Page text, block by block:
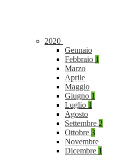
2020
Gennaio
Febbraio 1
Marzo
Aprile
Maggio
Giugno 1
Luglio 1
Agosto
Settembre 2
Ottobre 3
Novembre
Dicembre 1